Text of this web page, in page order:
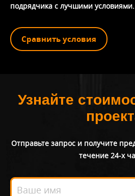
подрядчика с лучшими условиями.
Сравнить условия
Узнайте
Отправьте запрос и получите
течение 24-х